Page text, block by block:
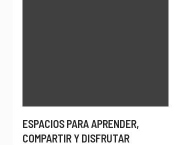
ESPACIOS PARA APRENDER,
COMPARTIR Y DISFRUTAR